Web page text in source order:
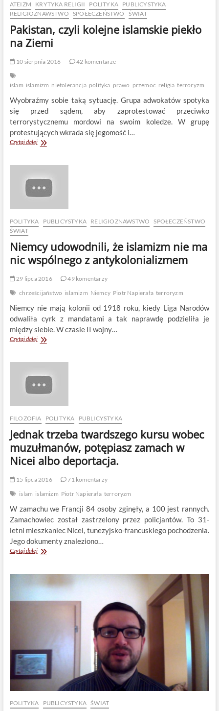
ATEIZM KRYTYKA RELIGII POLITYKA
PUBLICYSTYKA
RELIGIOZNAWSTWO SPOŁECZEŃSTWO ŚWIAT
Pakistan, czyli kolejne islamskie piekło
na Ziemi
10 sierpnia 2016 42 komentarze
islam islamizm nietolerancja polityka prawo przemoc religia terroryzm
Wyobraźmy sobie taką sytuację. Grupa adwokatów spotyka
się przed sądem, aby zaprotestować przeciwko
terrorystycznemu mordowi na swoim koledze. W grupę
protestujących wkrada się jegomość i…
Czytaj dalejPakistan,
piekło
na
Ziemi
POLITYKA PUBLICYSTYKA RELIGIOZNAWSTWO
SPOŁECZEŃSTWO
ŚWIAT
Niemcy udowodnili, że islamizm nie ma
nic wspólnego z antykolonializmem
29 lipca 2016
49 komentarzy
chrześcijaństwo islamizm Niemcy Piotr Napierała terroryzm
Niemcy nie mają kolonii od 1918 roku, kiedy Liga Narodów
odwaliła cyrk z mandatami a tak naprawdę podzieliła je
między siebie. W czasie II wojny…
Czytaj dalejNiemcy
nie
ma
antykolonializmem
FILOZOFIA POLITYKA PUBLICYSTYKA
Jednak trzeba twardszego kursu wobec
muzułmanów, potępiasz zamach w
Nicei albo deportacja.
15 lipca 2016
71 komentarzy
islam islamizm Piotr Napierała terroryzm
W zamachu we Francji 84 osoby zginęły, a 100 jest rannych.
Zamachowiec został zastrzelony przez policjantów. To 31-
letni mieszkaniec Nicei, tunezyjsko-francuskiego pochodzenia.
Jego dokumenty znaleziono…
Czytaj dalejJednak
wobec
potępiasz
POLITYKA PUBLICYSTYKA ŚWIAT